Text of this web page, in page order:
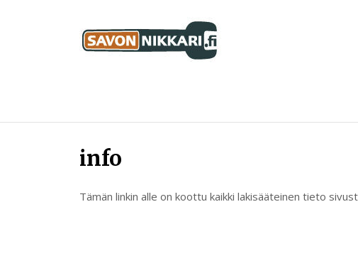
info
Tämän linkin alle on koottu kaikki lakisääteinen tieto